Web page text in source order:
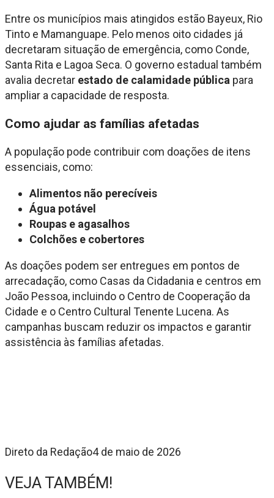
Entre os municípios mais atingidos estão Bayeux, Rio
Tinto e Mamanguape. Pelo menos oito cidades já
decretaram situação de emergência, como Conde,
Santa Rita e Lagoa Seca. O governo estadual também
avalia decretar estado de calamidade pública para
ampliar a capacidade de resposta.
Como ajudar as famílias afetadas
A população pode contribuir com doações de itens
essenciais, como:
Alimentos não perecíveis
Água potável
Roupas e agasalhos
Colchões e cobertores
As doações podem ser entregues em pontos de
arrecadação, como Casas da Cidadania e centros em
João Pessoa, incluindo o Centro de Cooperação da
Cidade e o Centro Cultural Tenente Lucena. As
campanhas buscam reduzir os impactos e garantir
assistência às famílias afetadas.
Direto da Redação4 de maio de 2026
VEJA TAMBÉM!